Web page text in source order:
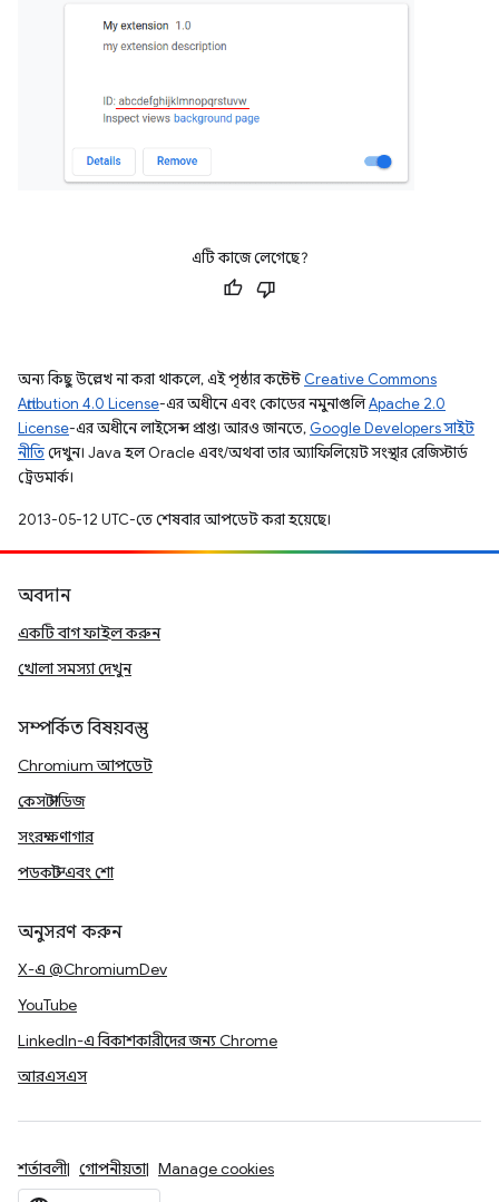
এটি কাজে লেগেছে?
অন্য কিছু উল্লেখ না করা থাকলে, এই পৃষ্ঠার কন্টেন্ট Creative Commons
Attribution 4.0 License-এর অধীনে এবং কোডের নমুনাগুলিApache 2.0
License-এর অধীনে লাইসেন্স প্রাপ্ত। আরও জানতে, Google Developers সাইট
নীতিদেখুন। Java হল Oracle এবং/অথবা তার অ্যাফিলিয়েট সংস্থার রেজিস্টার্ড
ট্রেডমার্ক।
2013-05-12 UTC-তে শেষবার আপডেট করা হয়েছে।
অবদান
একটি বাগ ফাইল করুন
খোলা সমস্যা দেখুন
সম্পর্কিত বিষয়বস্তু
Chromium আপডেট
কেস স্টাডিজ
সংরক্ষণাগার
পডকাস্ট এবং শো
অনুসরণ করুন
X-এ @ChromiumDev
YouTube
LinkedIn-এ বিকাশকারীদের জন্য Chrome
আরএসএস
শর্তাবলী গোপনীয়তা Manage cookies